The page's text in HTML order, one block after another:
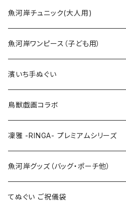
Sサイズ
Mサイズ
Lサイズ
LLサイズ
特大3Lサイズ
90cm
100cm
110cm
120cm
130cm
上下セット
魚河岸チュニック(大人用)
魚河岸ワンピース（子ども用）
100cm
120cm
濱いち手ぬぐい
鳥獣戯画コラボ
凜雅 -RINGA- プレミアムシリーズ
魚河岸グッズ（バッグ・ポーチ他）
てぬぐい ご祝儀袋